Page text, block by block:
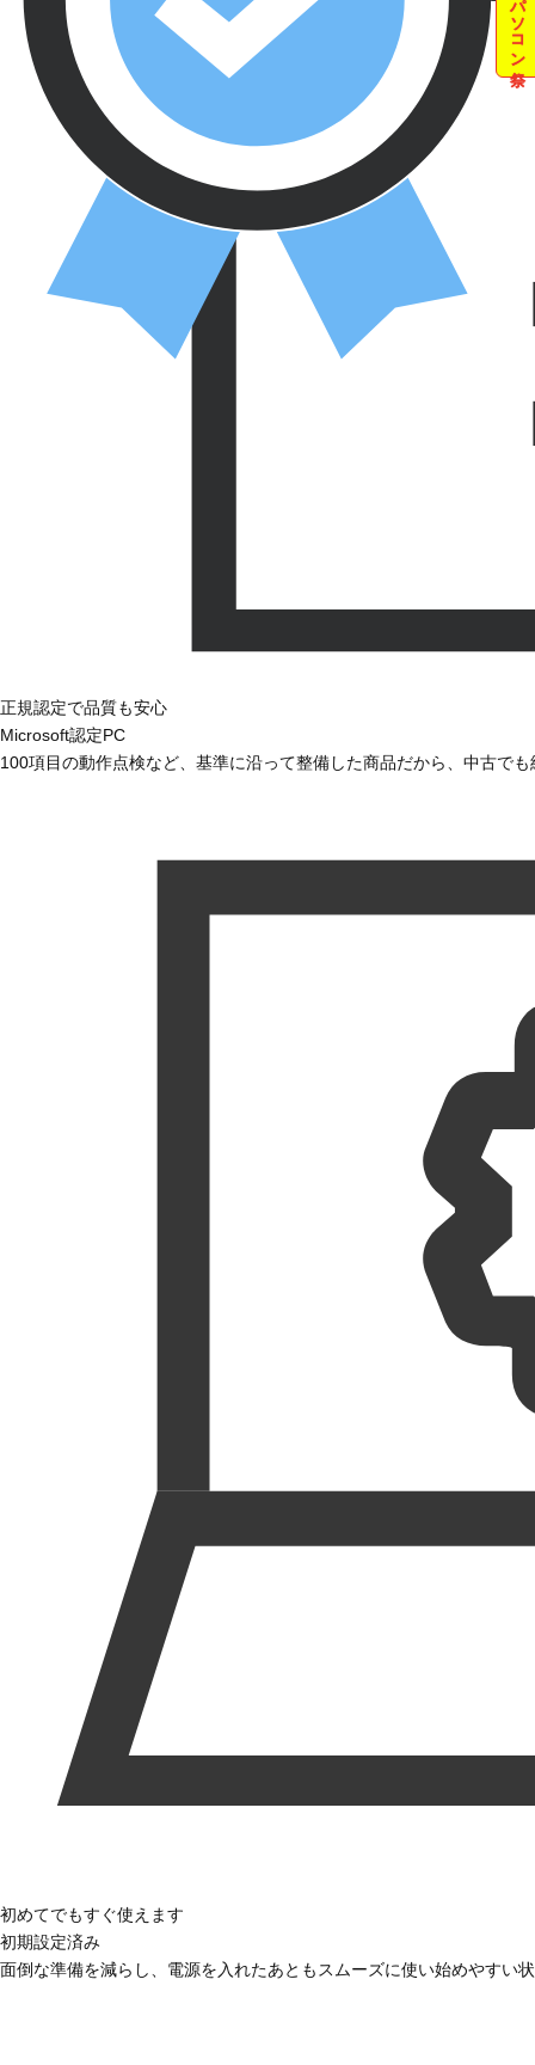
正規認定で品質も安心
Microsoft認定PC
100項目の動作点検など、基準に沿って整備した商品だから、中古で
初めてでもすぐ使えます
初期設定済み
面倒な準備を減らし、電源を入れたあともスムーズに使い始めやすい